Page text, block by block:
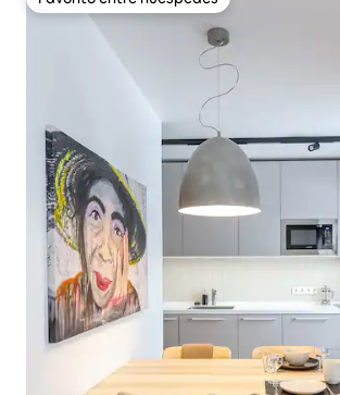
Favorito entre huéspedes